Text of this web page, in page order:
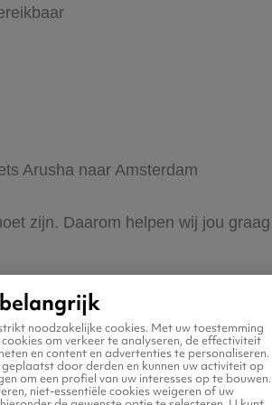
Arusha naar Amsterdam
zijn. Daarom helpen wij jou
noodzakelijke cookies. Met uw toestemming
om verkeer te analyseren, de effectiviteit
en content en advertenties te personaliseren.
door derden en kunnen uw activiteit op
om een profiel van uw interesses op te bouwen.
niet-essentiële cookies weigeren of uw